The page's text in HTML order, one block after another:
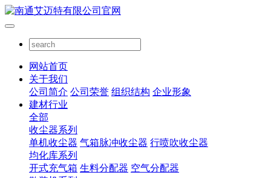
网站首页
关于我们
公司简介 公司荣誉 组织结构 企业形象
建材行业
全部
收尘器系列
单机收尘器 气箱脉冲收尘器 行喷吹收尘器
均化库系列
开式充气箱 生料分配器 空气分配器